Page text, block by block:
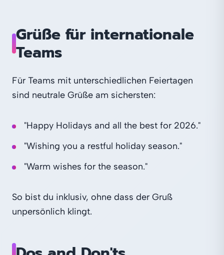
Grüße für internationale
Teams
Für Teams mit unterschiedlichen Feiertagen
sind neutrale Grüße am sichersten:
"Happy Holidays and all the best for 2026."
"Wishing you a restful holiday season."
"Warm wishes for the season."
So bist du inklusiv, ohne dass der Gruß
unpersönlich klingt.